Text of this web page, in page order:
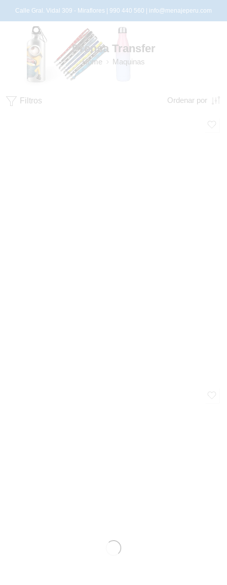
Calle Gral. Vidal 309 - Miraflores | 990 440 560 | info@menajeperu.com
Prensa Transfer
Home Maquinas
Filtros Ordenar por